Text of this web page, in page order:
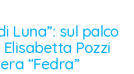
Luna”: sul palco
Elisabetta Pozzi
“Fedra”